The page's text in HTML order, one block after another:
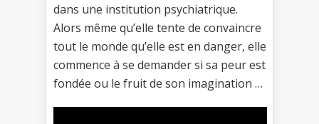
dans une institution psychiatrique.
Alors même qu’elle tente de convaincre
tout le monde qu’elle est en danger, elle
commence à se demander si sa peur est
fondée ou le fruit de son imagination …